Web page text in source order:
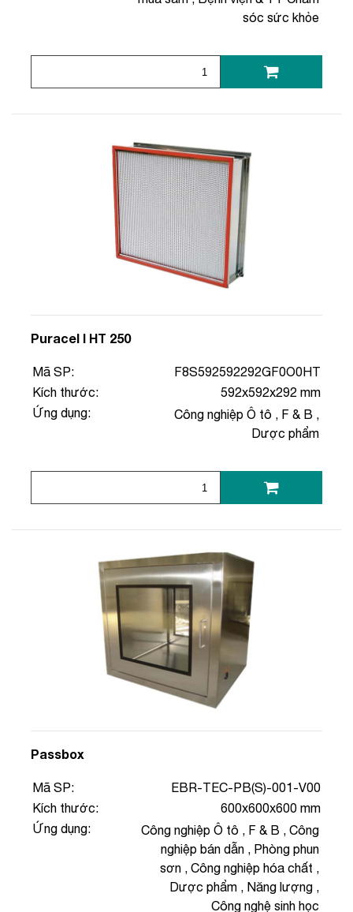
sóc sức khỏe
Puracel I HT 250
Mã SP:
F8S592592292GF0O0HT
Kích thước:
592x592x292 mm
Ứng dụng:
Công nghiệp Ô tô , F & B ,
Dược phẩm
Passbox
Mã SP:
EBR-TEC-PB(S)-001-V00
Kích thước:
600x600x600 mm
Ứng dụng:
Công nghiệp Ô tô , F & B , Công
nghiệp bán dẫn , Phòng phun
sơn , Công nghiệp hóa chất ,
Dược phẩm , Năng lượng ,
Công nghệ sinh học